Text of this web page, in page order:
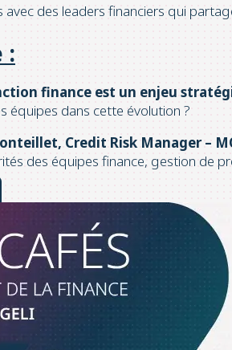
avec des leaders financiers qui
:
finance est un enjeu
équipes dans cette évolution ?
Credit Risk Manager –
des équipes finance, gestion de